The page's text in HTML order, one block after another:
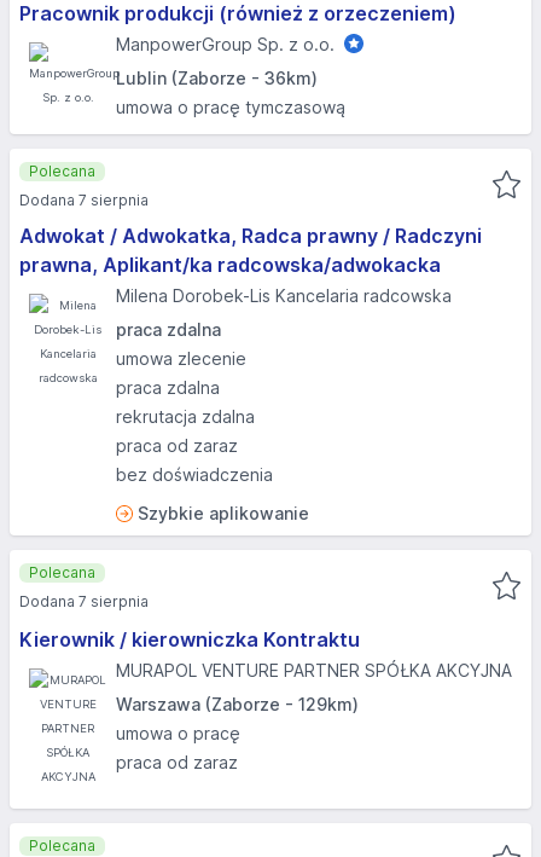
Pracownik produkcji (również z orzeczeniem)
ManpowerGroup Sp. z o.o.
Lublin (Zaborze - 36km)
umowa o pracę tymczasową
Adwokat / Adwokatka, Radca prawny / Radczyni
prawna, Aplikant/ka radcowska/adwokacka
Milena Dorobek-Lis Kancelaria radcowska
praca zdalna
umowa zlecenie
praca zdalna
rekrutacja zdalna
praca od zaraz
bez doświadczenia
Szybkie aplikowanie
Polecana
Dodana 7 sierpnia
Kierownik / kierowniczka Kontraktu
MURAPOL VENTURE PARTNER SPÓŁKA AKCYJNA
Warszawa (Zaborze - 129km)
umowa o pracę
praca od zaraz
Polecana
Dodana 7 sierpnia
Polecana